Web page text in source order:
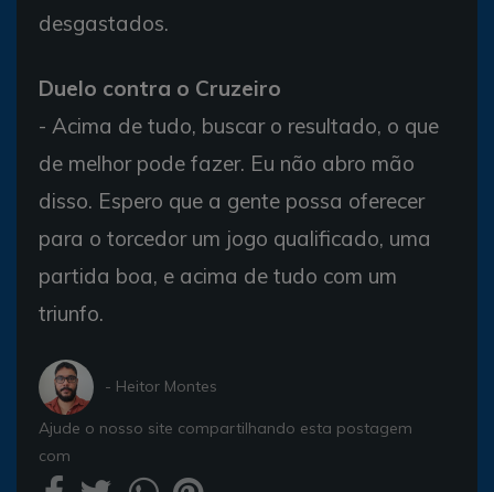
desgastados.
Duelo contra o Cruzeiro
- Acima de tudo, buscar o resultado, o que
de melhor pode fazer. Eu não abro mão
disso. Espero que a gente possa oferecer
para o torcedor um jogo qualificado, uma
partida boa, e acima de tudo com um
triunfo.
- Heitor Montes
Ajude o nosso site compartilhando esta postagem
com